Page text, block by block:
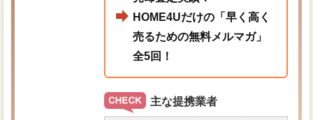
HOME4Uだけの「早く高く
売るための無料メルマガ」
全5回！
主な提携業者